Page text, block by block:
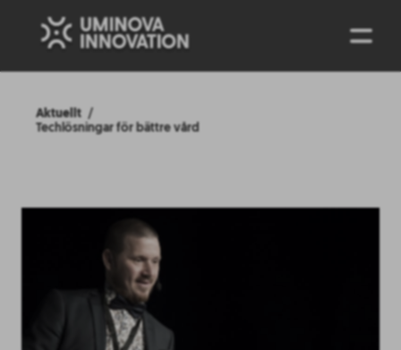
Aktuellt
Techlösningar för bättre vård